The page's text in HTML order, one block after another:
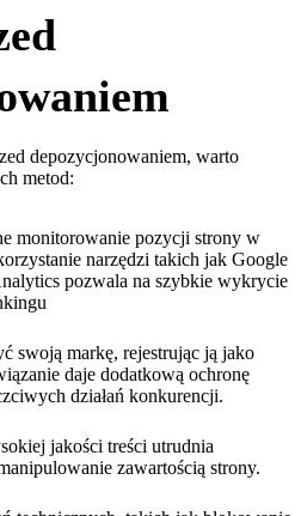
depozycjonowaniem, warto
metod:
monitorowanie pozycji strony w
narzędzi takich jak Google
pozwala na szybkie wykrycie
swoją markę, rejestrując ją jako
daje dodatkową ochronę
działań konkurencji.
jakości treści utrudnia
zawartością strony.